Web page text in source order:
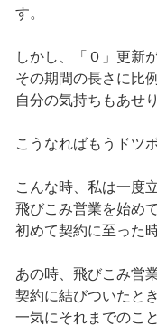
す。
しかし、「０」更新
その期間の長さに比
自分の気持ちもあせ
こうなればもうドツ
こんな時、私は一度
飛びこみ営業を始め
初めて契約に至った
あの時、飛びこみ営
契約に結びついたとき
一気にそれまでのこ